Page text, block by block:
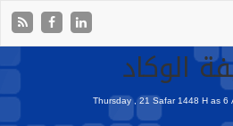
الوكاد
Thursday , 21 Safar 1448 H as6